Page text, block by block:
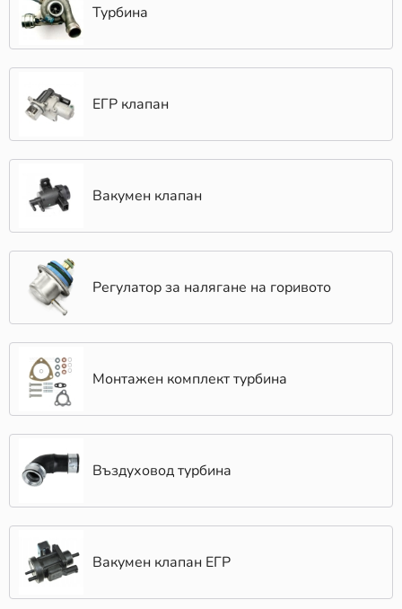
Турбина
ЕГР клапан
Вакумен клапан
Регулатор за налягане на горивото
Монтажен комплект турбина
Въздуховод турбина
Вакумен клапан ЕГР